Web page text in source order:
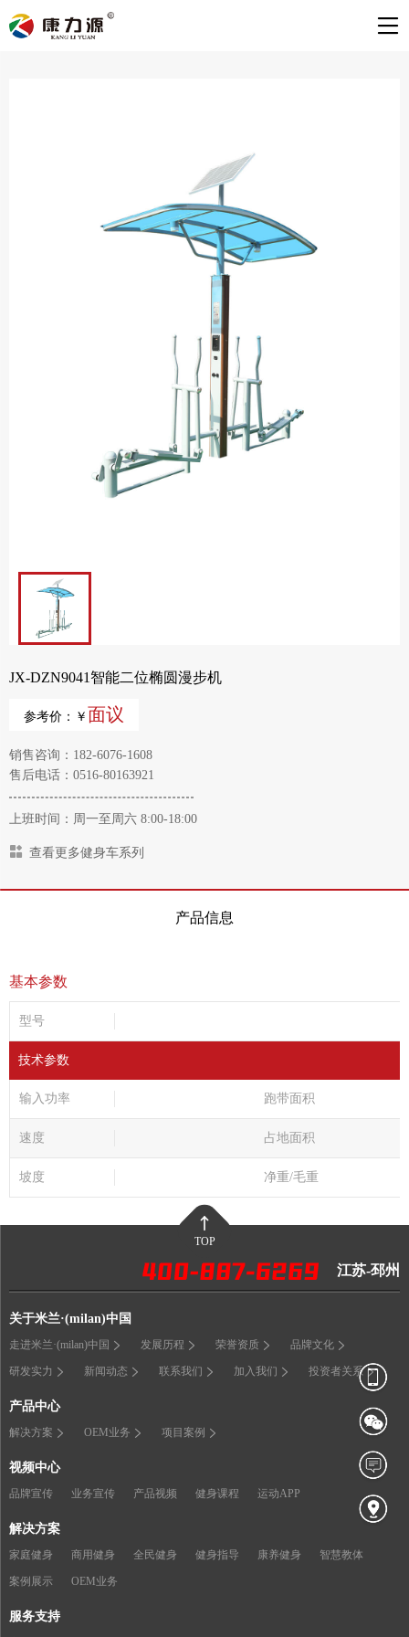
JX-DZN9041智能二位椭圆漫步机
参考价：￥ 面议
销售咨询：182-6076-1608
售后电话：0516-80163921
上班时间：周一至周六 8:00-18:00
查看更多健身车系列
产品信息
基本参数
型号
技术参数
输入功率 跑带面积
速度 占地面积
坡度 净重/毛重
TOP
江苏-邳州
关于米兰·(milan)中国
走进米兰·(milan)中国 发展历程 荣誉资质 品牌文化
研发实力 新闻动态 联系我们 加入我们 投资者关系
产品中心
解决方案 OEM业务 项目案例
视频中心
品牌宣传 业务宣传 产品视频 健身课程 运动APP
解决方案
家庭健身 商用健身 全民健身 健身指导 康养健身 智慧教体
案例展示 OEM业务
服务支持